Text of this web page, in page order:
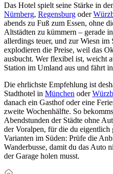
Das Hotel spielt seine Stärke in
Nürnberg, Regensburg oder
abends zu Fuß zum Essen, ohne
Altstädten zu kümmern – gerade
allerdings teuer, und zur Wiesn im
explodieren die Preise, weil das
ausbucht. Wer flexibel ist, weicht
Station im Umland aus und fährt
Die ehrlichste Empfehlung ist
Stadthotel in München oder
danach ein Gasthof oder eine
zweite Wochenhälfte. So
Abendstunden der Städte ohne
der Voralpen, für die du
Varianten im Süden: Prüfe die
Wanderbusse, damit du das Auto
der Garage holen musst.